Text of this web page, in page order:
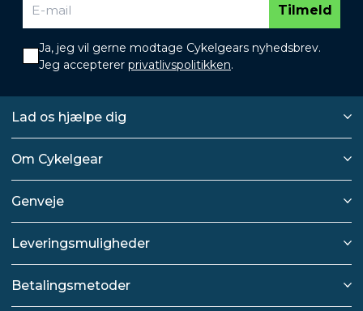
Tilmeld
Ja, jeg vil gerne modtage Cykelgears nyhedsbrev.
Jeg accepterer privatlivspolitikken.
Lad os hjælpe dig
Om Cykelgear
Genveje
Leveringsmuligheder
Betalingsmetoder